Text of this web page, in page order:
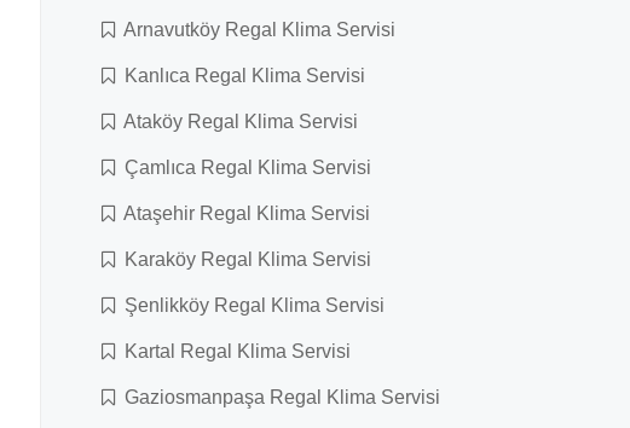
Arnavutköy Regal Klima Servisi
Kanlıca Regal Klima Servisi
Ataköy Regal Klima Servisi
Çamlıca Regal Klima Servisi
Ataşehir Regal Klima Servisi
Karaköy Regal Klima Servisi
Şenlikköy Regal Klima Servisi
Kartal Regal Klima Servisi
Gaziosmanpaşa Regal Klima Servisi